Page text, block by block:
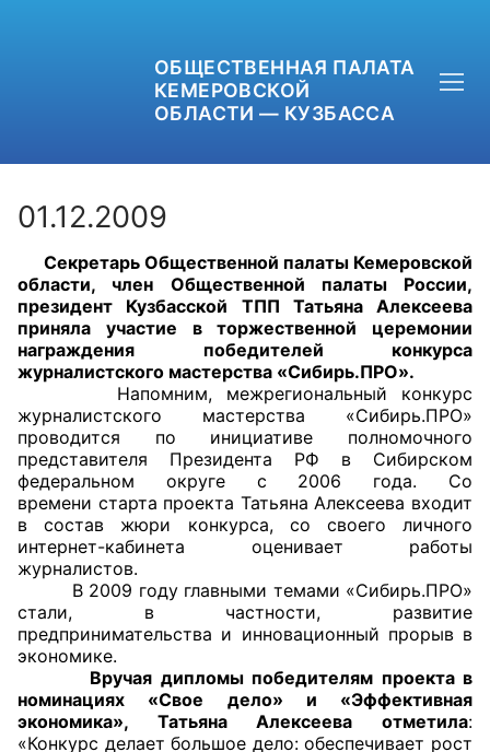
ОБЩЕСТВЕННАЯ ПАЛАТА
КЕМЕРОВСКОЙ
ОБЛАСТИ — КУЗБАССА
+7 (3842) 58-82-40
OPKO42@BK.RU
ОБРАТНАЯ СВЯЗЬ
Главная
Общественные советы
Общественные советы при территориальных
органах федеральных органов
исполнительной власти
Общественные советы по проведению
01.12.2009
Секретарь Общественной палаты Кемеровской
области, член Общественной палаты России,
президент Кузбасской ТПП Татьяна Алексеева
приняла участие в торжественной церемонии
награждения победителей конкурса
журналистского мастерства «Сибирь.ПРО».
Напомним, межрегиональный конкурс
журналистского мастерства «Сибирь.ПРО»
проводится по инициативе полномочного
представителя Президента РФ в Сибирском
федеральном округе с 2006 года. Со
времени старта проекта Татьяна Алексеева входит
в состав жюри конкурса, со своего личного
интернет-кабинета оценивает работы
журналистов.
В 2009 году главными темами «Сибирь.ПРО»
стали, в частности, развитие
предпринимательства и инновационный прорыв в
экономике.
Вручая дипломы победителям проекта в
номинациях «Свое дело» и «Эффективная
экономика», Татьяна Алексеева отметила:
«Конкурс делает большое дело: обеспечивает рост